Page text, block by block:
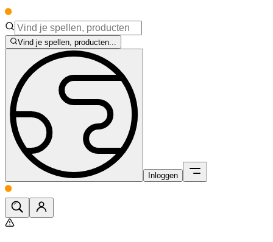
Vind je spellen, producten...
Inloggen